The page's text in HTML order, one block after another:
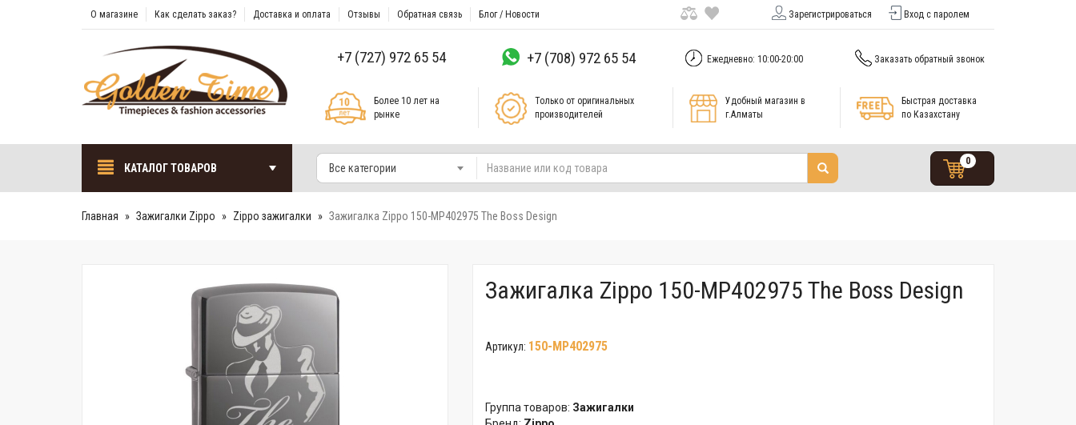
О магазине Как сделать заказ? Доставка и оплата Отзывы Обратная связь Блог / Новости Зарегистрироваться Вход с паролем
+7 (727) 972 65 54 +7 (708) 972 65 54 Ежедневно: 10:00-20:00 Заказать обратный звонок
Более 10 лет на
рынке
Только от оригинальных
производителей
Удобный магазин в
г.Алматы
Быстрая доставка
по Казахстану
КАТАЛОГ ТОВАРОВ Все категории
0
Главная Зажигалки Zippo Zippo зажигалки Зажигалка Zippo 150-MP402975 The Boss Design
Зажигалка Zippo 150-MP402975 The Boss Design
Артикул: 150-MP402975
Группа товаров: Зажигалки